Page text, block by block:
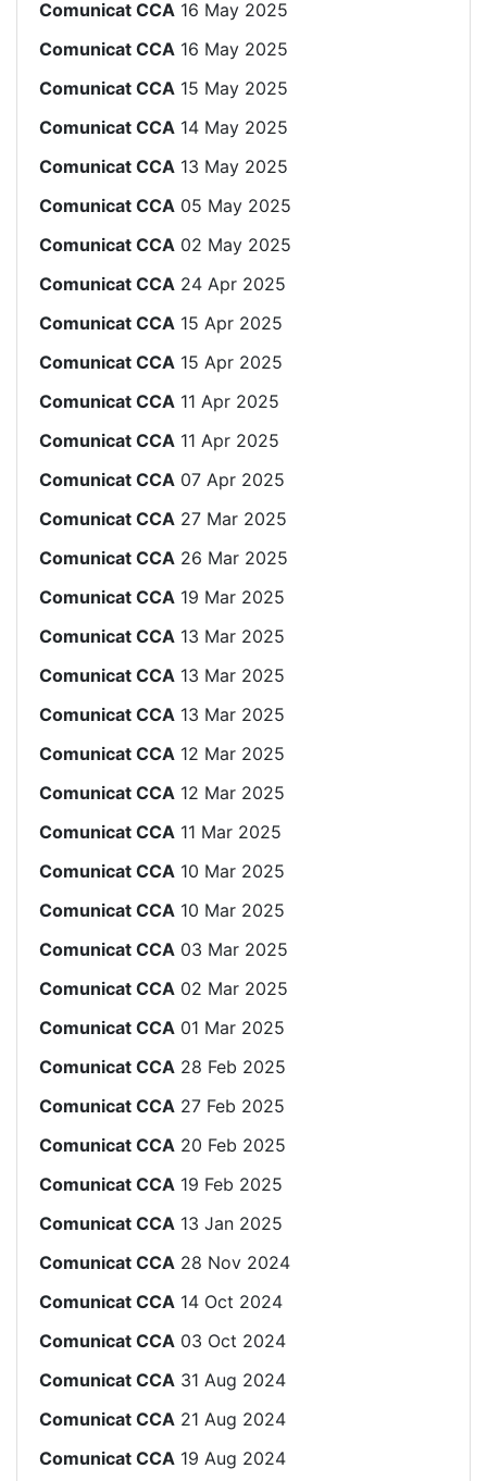
Comunicat CCA 16 May 2025
Comunicat CCA 16 May 2025
Comunicat CCA 15 May 2025
Comunicat CCA 14 May 2025
Comunicat CCA 13 May 2025
Comunicat CCA 05 May 2025
Comunicat CCA 02 May 2025
Comunicat CCA 24 Apr 2025
Comunicat CCA 15 Apr 2025
Comunicat CCA 15 Apr 2025
Comunicat CCA 11 Apr 2025
Comunicat CCA 11 Apr 2025
Comunicat CCA 07 Apr 2025
Comunicat CCA 27 Mar 2025
Comunicat CCA 26 Mar 2025
Comunicat CCA 19 Mar 2025
Comunicat CCA 13 Mar 2025
Comunicat CCA 13 Mar 2025
Comunicat CCA 13 Mar 2025
Comunicat CCA 12 Mar 2025
Comunicat CCA 12 Mar 2025
Comunicat CCA 11 Mar 2025
Comunicat CCA 10 Mar 2025
Comunicat CCA 10 Mar 2025
Comunicat CCA 03 Mar 2025
Comunicat CCA 02 Mar 2025
Comunicat CCA 01 Mar 2025
Comunicat CCA 28 Feb 2025
Comunicat CCA 27 Feb 2025
Comunicat CCA 20 Feb 2025
Comunicat CCA 19 Feb 2025
Comunicat CCA 13 Jan 2025
Comunicat CCA 28 Nov 2024
Comunicat CCA 14 Oct 2024
Comunicat CCA 03 Oct 2024
Comunicat CCA 31 Aug 2024
Comunicat CCA 21 Aug 2024
Comunicat CCA 19 Aug 2024